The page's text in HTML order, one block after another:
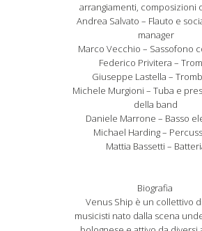
arrangiamenti, composizioni
Andrea Salvato – Flauto e
manager
Marco Vecchio – Sassofono
Federico Privitera –
Giuseppe Lastella –
Michele Murgioni – Tuba e
della band
Daniele Marrone – Basso
Michael Harding –
Mattia Bassetti –
Biografia
Venus Ship è un collettivo
musicisti nato dalla scena